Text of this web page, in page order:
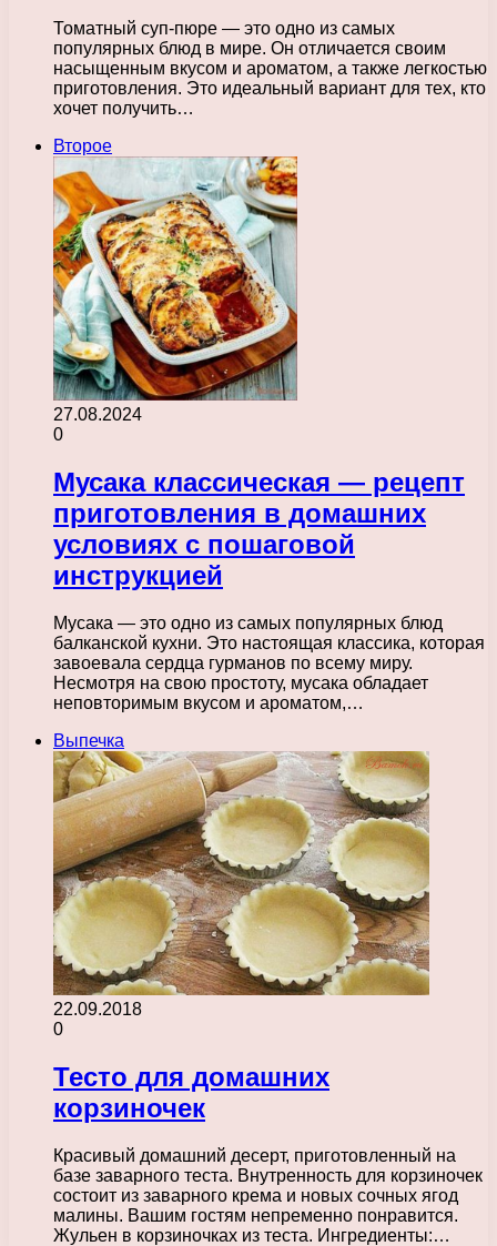
Томатный суп-пюре — это одно из самых
популярных блюд в мире. Он отличается своим
насыщенным вкусом и ароматом, а также легкостью
приготовления. Это идеальный вариант для тех, кто
хочет получить…
Второе
27.08.2024
0
Мусака классическая — рецепт
приготовления в домашних
условиях с пошаговой
инструкцией
Мусака — это одно из самых популярных блюд
балканской кухни. Это настоящая классика, которая
завоевала сердца гурманов по всему миру.
Несмотря на свою простоту, мусака обладает
неповторимым вкусом и ароматом,…
Выпечка
22.09.2018
0
Тесто для домашних
корзиночек
Красивый домашний десерт, приготовленный на
базе заварного теста. Внутренность для корзиночек
состоит из заварного крема и новых сочных ягод
малины. Вашим гостям непременно понравится.
Жульен в корзиночках из теста. Ингредиенты:…